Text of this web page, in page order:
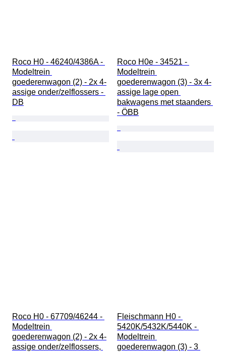
Roco H0 - 46240/4386A -
Modeltrein
goederenwagon (2) - 2x 4-
assige onder/zelflossers -
DB
Roco H0e - 34521 -
Modeltrein
goederenwagon (3) - 3x 4-
assige lage open
bakwagens met staanders
- ÖBB
Roco H0 - 67709/46244 -
Modeltrein
goederenwagon (2) - 2x 4-
assige onder/zelflossers,
Fleischmann H0 -
5420K/5432K/5440K -
Modeltrein
goederenwagon (3) - 3